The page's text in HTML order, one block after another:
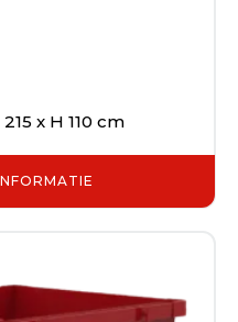
x H 110 cm